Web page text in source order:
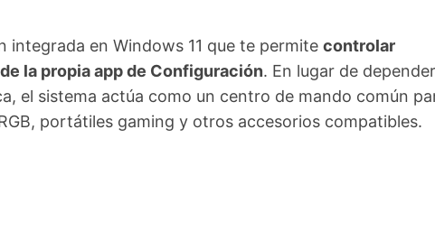
integrada en Windows 11 que te permite controlar
la propia app de Configuración. En lugar de depender
el sistema actúa como un centro de mando común
portátiles gaming y otros accesorios compatibles.